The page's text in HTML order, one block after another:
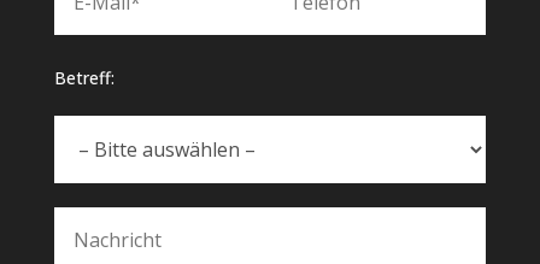
Betreff: